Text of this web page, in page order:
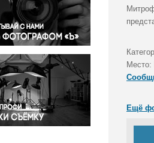
и конфликты
жизнь
и бизнес
Место:
Ещё